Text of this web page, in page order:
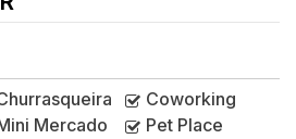
Coworking
Mercado
Pet Place